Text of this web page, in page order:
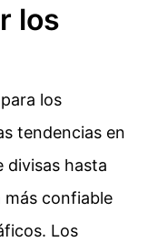
los
los
tendencias en
divisas hasta
más confiable
Los